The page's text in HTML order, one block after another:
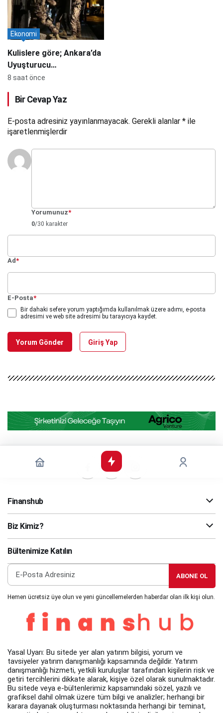
Kulislere göre; Ankara’da
Uyuşturucu
Operasyonunda Halka
Gözaltında
Ekonomi
8 saat önce
Bir Cevap Yaz
E-posta adresiniz yayınlanmayacak. Gerekli alanlar * ile
işaretlenmişlerdir
Yorumunuz*
0/30 karakter
Ad*
E-Posta*
Bir dahaki sefere yorum yaptığımda kullanılmak üzere adımı, e-posta
adresimi ve web site adresimi bu tarayıcıya kaydet.
Yorum Gönder Giriş Yap
Finanshub
Biz Kimiz?
Bültenimize Katılın
ABONE OL
Hemen ücretsiz üye olun ve yeni güncellemelerden haberdar olan ilk kişi olun.
Yasal Uyarı: Bu sitede yer alan yatırım bilgisi, yorum ve
tavsiyeler yatırım danışmanlığı kapsamında değildir. Yatırım
danışmanlığı hizmeti, yetkili kuruluşlar tarafından kişilerin risk ve
getiri tercihlerini dikkate alarak, kişiye özel olarak sunulmaktadır.
Bu sitede veya e-bültenlerimiz kapsamındaki sözel, yazılı ve
grafiksel dahil olmak üzere tüm bilgi ve analizler; herhangi bir
karara dayanak oluşturması noktasında herhangi bir teminat,